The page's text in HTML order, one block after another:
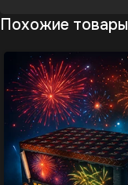
Похожие товары